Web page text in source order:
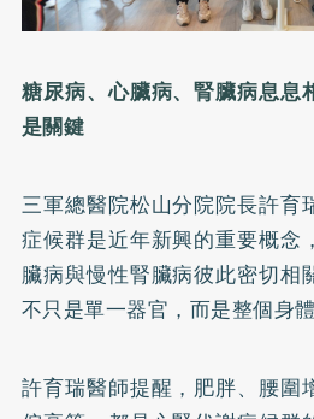
糖尿病、心臟病、腎臟病息
是關鍵
三軍總醫院松山分院院長許育
症候群是近年新興的重要概念
臟病與慢性腎臟病彼此密切相
不只是單一器官，而是整個身體
許育瑞醫師提醒，肥胖、腰圍